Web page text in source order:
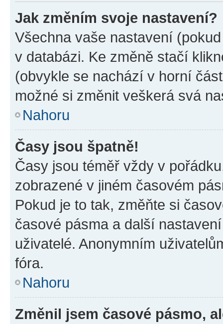
Jak změním svoje nastavení?
Všechna vaše nastavení
v databázi. Ke změně stačí
(obvykle se nachází v horní
možné si změnit veškerá svá
Nahoru
Časy jsou špatně!
Časy jsou téměř vždy v
zobrazené v jiném časovém
Pokud je to tak, změňte si
časové pásma a další
uživatelé. Anonymním
fóra.
Nahoru
Změnil jsem časové pásmo,